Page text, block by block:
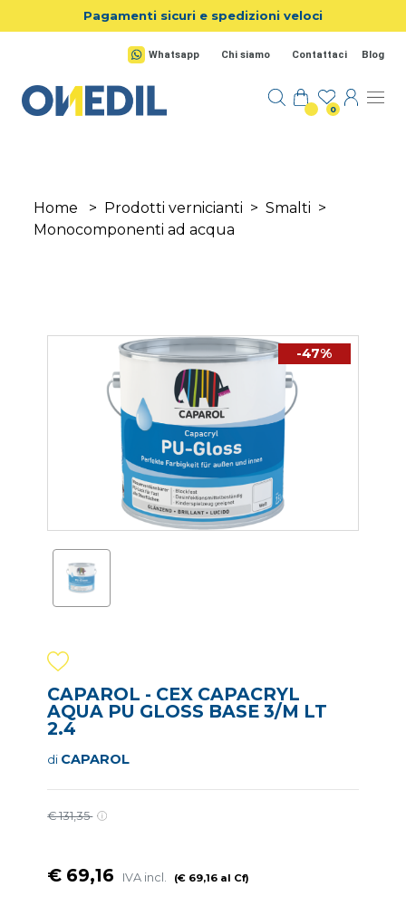
Salta al contenuto principale
Pagamenti sicuri e spedizioni veloci
Whatsapp Chi siamo Contattaci Blog
0
Home > Prodotti vernicianti > Smalti >
Monocomponenti ad acqua
-47%
CAPAROL - CEX CAPACRYL
AQUA PU GLOSS BASE 3/M LT
2.4
di CAPAROL
€ 131,35
€ 69,16 IVA incl. (€ 69,16 al Cf)